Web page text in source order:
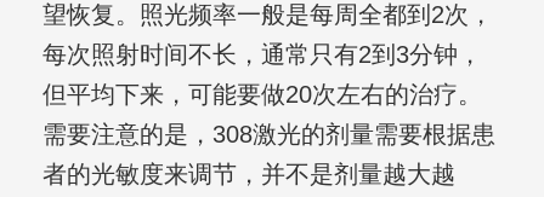
望恢复。照光频率一般是每周全都到2次，
每次照射时间不长，通常只有2到3分钟，
但平均下来，可能要做20次左右的治疗。
需要注意的是，308激光的剂量需要根据患
者的光敏度来调节，并不是剂量越大越